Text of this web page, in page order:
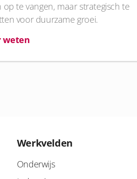
op te vangen, maar strategisch te
voor duurzame groei.
weten
Werkvelden
Onderwijs